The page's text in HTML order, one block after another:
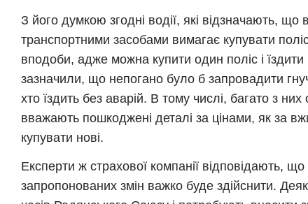
З його думкою згодні водії, які відзначають, що
транспортними засобами вимагає купувати
вподоби, адже можна купити один поліс і їздити
зазначили, що непогано було б запровадити
хто їздить без aвaрій. В тому числі, багато з
вважають пошкоджені деталі за цінами, як за
купувати нові.
Експерти ж страхової компанії відповідають,
запропонованих змін важко буде здійснити.